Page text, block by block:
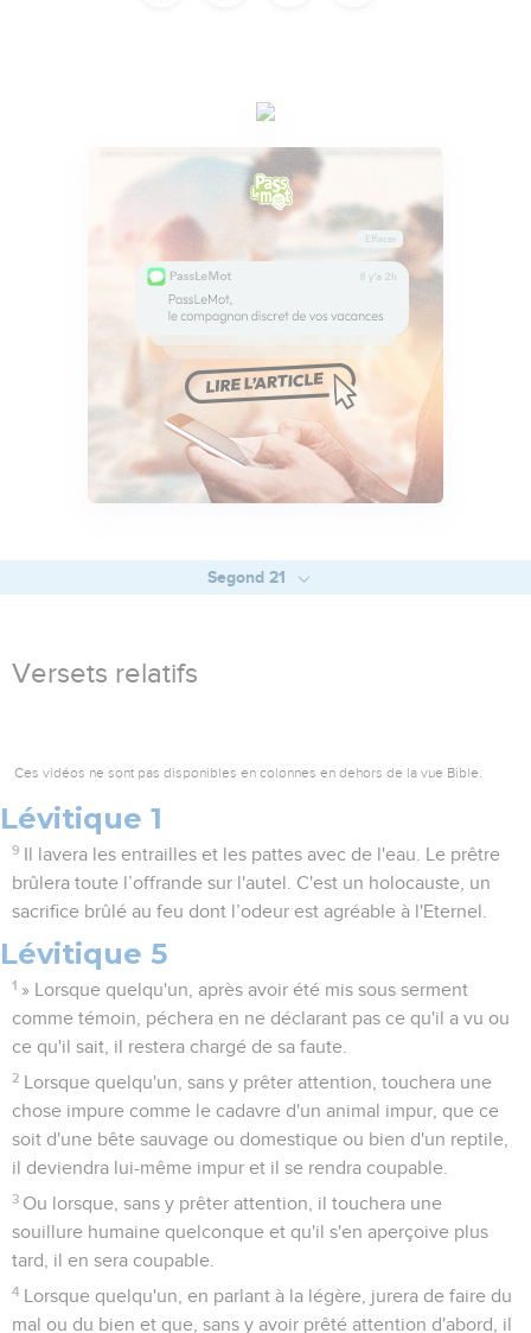
Segond 21
Versets relatifs
Ces vidéos ne sont pas disponibles en colonnes en dehors de la vue Bible.
Lévitique 1
9
Il lavera les entrailles et les pattes avec de l'eau. Le prêtre
brûlera toute l’offrande sur l'autel. C'est un holocauste, un
sacrifice brûlé au feu dont l’odeur est agréable à l'Eternel.
Lévitique 5
1 » Lorsque quelqu'un, après avoir été mis sous serment
comme témoin, péchera en ne déclarant pas ce qu'il a vu ou
ce qu'il sait, il restera chargé de sa faute.
2
Lorsque quelqu'un, sans y prêter attention, touchera une
chose impure comme le cadavre d'un animal impur, que ce
soit d'une bête sauvage ou domestique ou bien d'un reptile,
il deviendra lui-même impur et il se rendra coupable.
3 Ou lorsque, sans y prêter attention, il touchera une
souillure humaine quelconque et qu'il s'en aperçoive plus
tard, il en sera coupable.
4
Lorsque quelqu'un, en parlant à la légère, jurera de faire du
mal ou du bien et que, sans y avoir prêté attention d'abord, il